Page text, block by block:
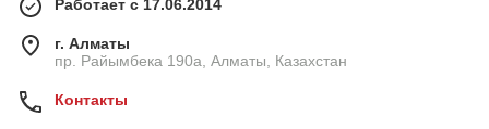
Работает с 17.06.2014
г. Алматы
пр. Райымбека 190а, Алматы, Казахстан
Контакты